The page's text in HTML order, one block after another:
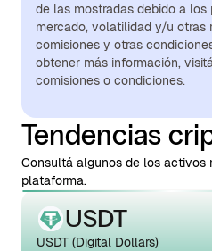
de las mostradas debido a
mercado, volatilidad y/u otras
comisiones y otras
obtener más información,
comisiones o condiciones.
Tendencias
Consultá algunos de los activos
plataforma.
USDT
USDT (Digital Dollars)